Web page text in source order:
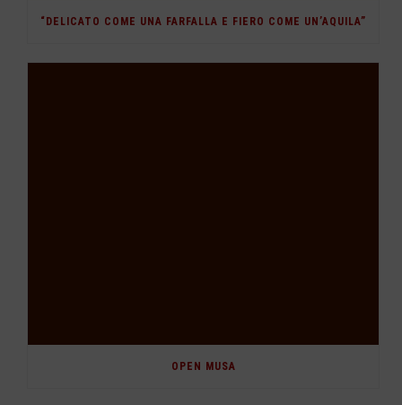
“DELICATO COME UNA FARFALLA E FIERO COME UN’AQUILA”
OPEN MUSA